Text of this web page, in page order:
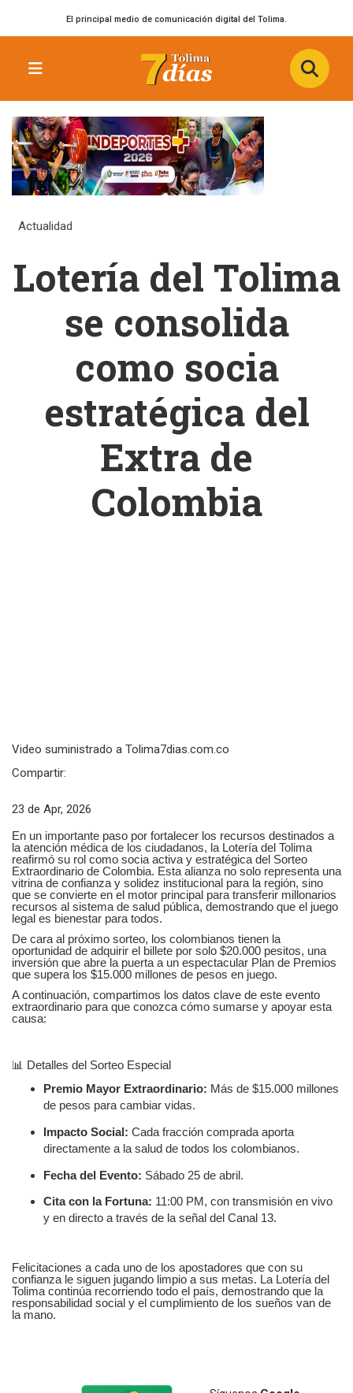
El principal medio de comunicación digital del Tolima.
Actualidad
Lotería del Tolima
se consolida
como socia
estratégica del
Extra de
Colombia
Video suministrado a Tolima7dias.com.co
Compartir:
23 de Apr, 2026
En un importante paso por fortalecer los recursos destinados a
la atención médica de los ciudadanos, la Lotería del Tolima
reafirmó su rol como socia activa y estratégica del Sorteo
Extraordinario de Colombia. Esta alianza no solo representa una
vitrina de confianza y solidez institucional para la región, sino
que se convierte en el motor principal para transferir millonarios
recursos al sistema de salud pública, demostrando que el juego
legal es bienestar para todos.
De cara al próximo sorteo, los colombianos tienen la
oportunidad de adquirir el billete por solo $20.000 pesitos, una
inversión que abre la puerta a un espectacular Plan de Premios
que supera los $15.000 millones de pesos en juego.
A continuación, compartimos los datos clave de este evento
extraordinario para que conozca cómo sumarse y apoyar esta
causa:
📊 Detalles del Sorteo Especial
Premio Mayor Extraordinario: Más de $15.000 millones
de pesos para cambiar vidas.
Impacto Social: Cada fracción comprada aporta
directamente a la salud de todos los colombianos.
Fecha del Evento: Sábado 25 de abril.
Cita con la Fortuna: 11:00 PM, con transmisión en vivo
y en directo a través de la señal del Canal 13.
Felicitaciones a cada uno de los apostadores que con su
confianza le siguen jugando limpio a sus metas. La Lotería del
Tolima continúa recorriendo todo el país, demostrando que la
responsabilidad social y el cumplimiento de los sueños van de
la mano.